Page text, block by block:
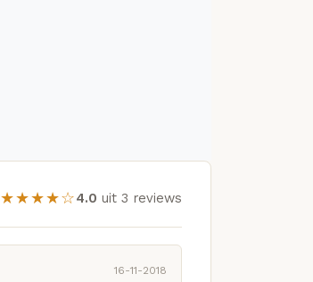
★★★★☆4.0 uit 3 reviews
16-11-2018